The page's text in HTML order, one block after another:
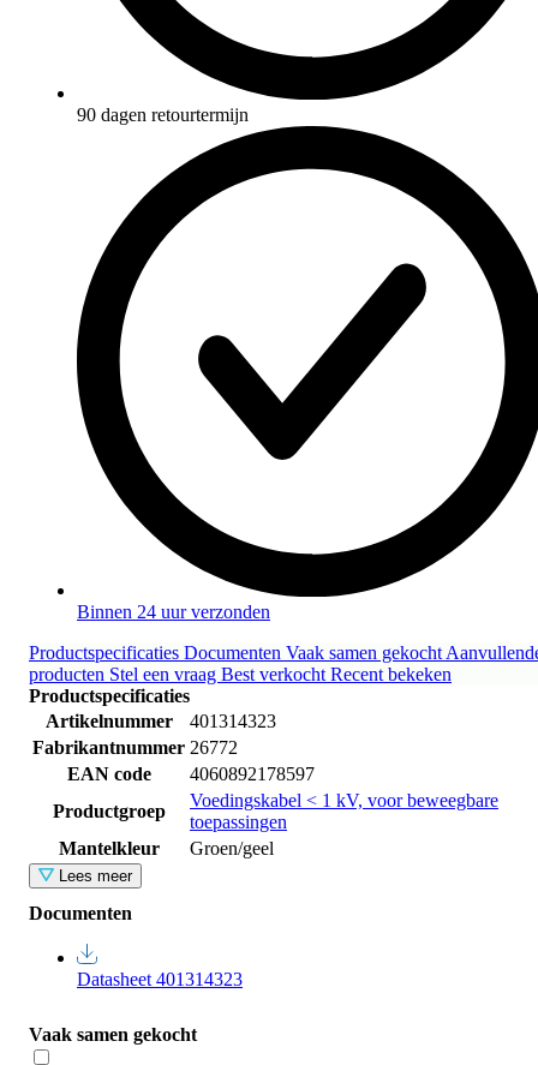
90 dagen retourtermijn
Binnen 24 uur verzonden
Productspecificaties Documenten Vaak samen gekocht
producten Stel een vraag Best verkocht Recent bekeken
Productspecificaties
Artikelnummer
401314323
Fabrikantnummer 26772
EAN code
4060892178597
Productgroep
Voedingskabel < 1 kV, voor beweegbare
toepassingen
Mantelkleur
Groen/geel
Lees meer
Documenten
Datasheet 401314323
Vaak samen gekocht